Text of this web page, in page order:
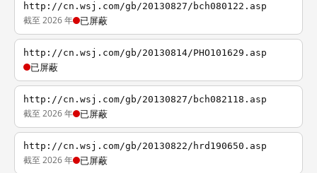
http://cn.wsj.com/gb/20130827/bch080122.asp
截至 2026 年 已屏蔽
http://cn.wsj.com/gb/20130814/PHO101629.asp
已屏蔽
http://cn.wsj.com/gb/20130827/bch082118.asp
截至 2026 年 已屏蔽
http://cn.wsj.com/gb/20130822/hrd190650.asp
截至 2026 年 已屏蔽